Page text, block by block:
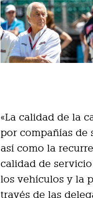
«La calidad de la
por compañías de
así como la
calidad de
los vehículos y la
través de las